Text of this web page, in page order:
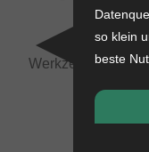
Werkzeug (Guide
so klein
beste